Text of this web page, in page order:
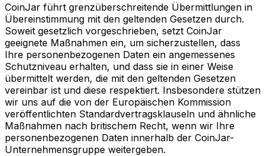
CoinJar führt grenzüberschreitende Übermittlungen in
Übereinstimmung mit den geltenden Gesetzen durch.
Soweit gesetzlich vorgeschrieben, setzt CoinJar
geeignete Maßnahmen ein, um sicherzustellen, dass
Ihre personenbezogenen Daten ein angemessenes
Schutzniveau erhalten, und dass sie in einer Weise
übermittelt werden, die mit den geltenden Gesetzen
vereinbar ist und diese respektiert. Insbesondere stützen
wir uns auf die von der Europäischen Kommission
veröffentlichten Standardvertragsklauseln und ähnliche
Maßnahmen nach britischem Recht, wenn wir Ihre
personenbezogenen Daten innerhalb der CoinJar-
Unternehmensgruppe weitergeben.